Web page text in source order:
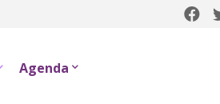
Agenda